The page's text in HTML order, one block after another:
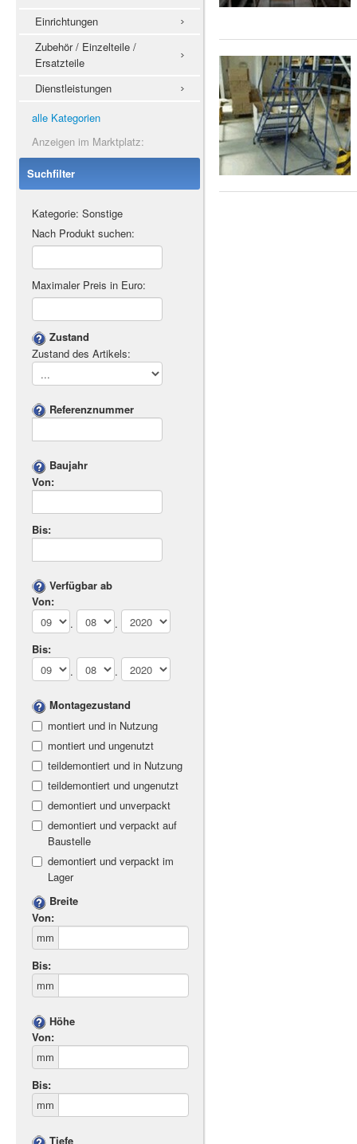
Einrichtungen
Zubehör / Einzelteile /
Ersatzteile
Dienstleistungen
alle Kategorien
Anzeigen im Marktplatz:
Suchfilter
Kategorie: Sonstige
Nach Produkt suchen:
Maximaler Preis in Euro:
Zustand
Zustand des Artikels:
Referenznummer
Baujahr
Von:
Bis:
Verfügbar ab
Von:
.
.
Bis:
.
.
Montagezustand
montiert und in Nutzung
montiert und ungenutzt
teildemontiert und in Nutzung
teildemontiert und ungenutzt
demontiert und unverpackt
demontiert und verpackt auf
Baustelle
demontiert und verpackt im
Lager
Breite
Von:
mm
Bis:
mm
Höhe
Von:
mm
Bis:
mm
Tiefe